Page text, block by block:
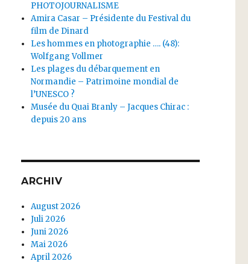
PHOTOJOURNALISME
Amira Casar – Présidente du Festival du
film de Dinard
Les hommes en photographie …. (48):
Wolfgang Vollmer
Les plages du débarquement en
Normandie – Patrimoine mondial de
l’UNESCO ?
Musée du Quai Branly – Jacques Chirac :
depuis 20 ans
ARCHIV
August 2026
Juli 2026
Juni 2026
Mai 2026
April 2026